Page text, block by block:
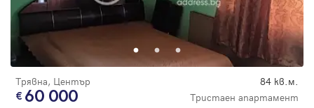
Трявна, Център 84 кв.м.
60 000 Тристаен апартамент